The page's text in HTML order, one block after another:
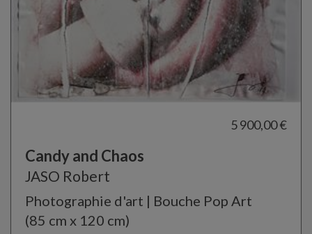
5 900,00 €
Candy and Chaos
JASO Robert
Photographie d'art | Bouche Pop Art
(85 cm x 120 cm)